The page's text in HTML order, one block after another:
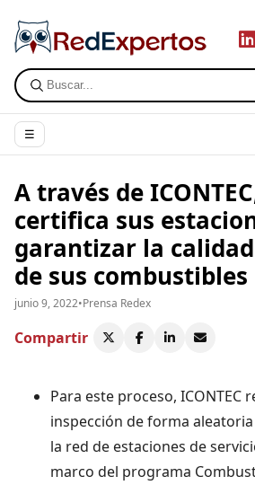
☰
A través de
certifica sus
garantizar la
de sus combustibles
junio 9, 2022•Prensa Redex
Compartir
Para este proceso, ICONTEC
inspección de forma
la red de estaciones de
marco del programa